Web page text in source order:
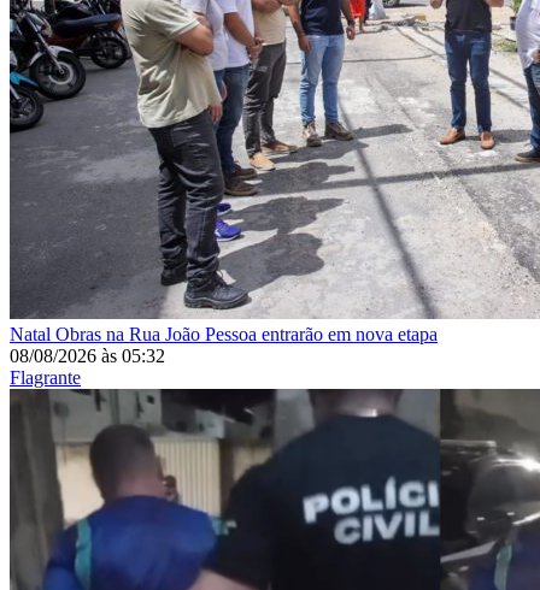
Natal Obras na Rua João Pessoa entrarão em nova etapa
08/08/2026 às 05:32
Flagrante